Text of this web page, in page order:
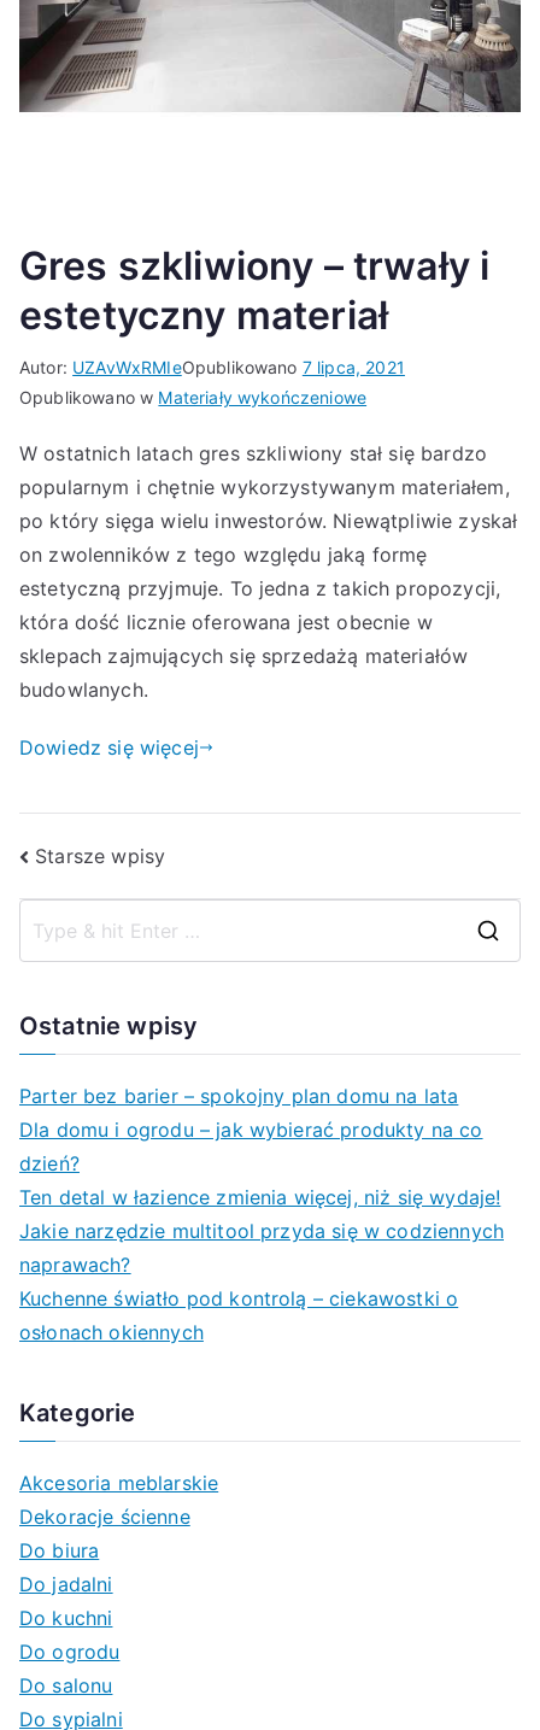
Gres szkliwiony – trwały i
estetyczny materiał
Autor: UZAvWxRMIeOpublikowano 7 lipca, 2021
Opublikowano w Materiały wykończeniowe
W ostatnich latach gres szkliwiony stał się bardzo
popularnym i chętnie wykorzystywanym materiałem,
po który sięga wielu inwestorów. Niewątpliwie zyskał
on zwolenników z tego względu jaką formę
estetyczną przyjmuje. To jedna z takich propozycji,
która dość licznie oferowana jest obecnie w
sklepach zajmujących się sprzedażą materiałów
budowlanych.
Dowiedz się więcej
Nawigacja
po
wpisach
Starsze wpisy
Ostatnie wpisy
Parter bez barier – spokojny plan domu na lata
Dla domu i ogrodu – jak wybierać produkty na co
dzień?
Ten detal w łazience zmienia więcej, niż się wydaje!
Jakie narzędzie multitool przyda się w codziennych
naprawach?
Kuchenne światło pod kontrolą – ciekawostki o
osłonach okiennych
Kategorie
Akcesoria meblarskie
Dekoracje ścienne
Do biura
Do jadalni
Do kuchni
Do ogrodu
Do salonu
Do sypialni